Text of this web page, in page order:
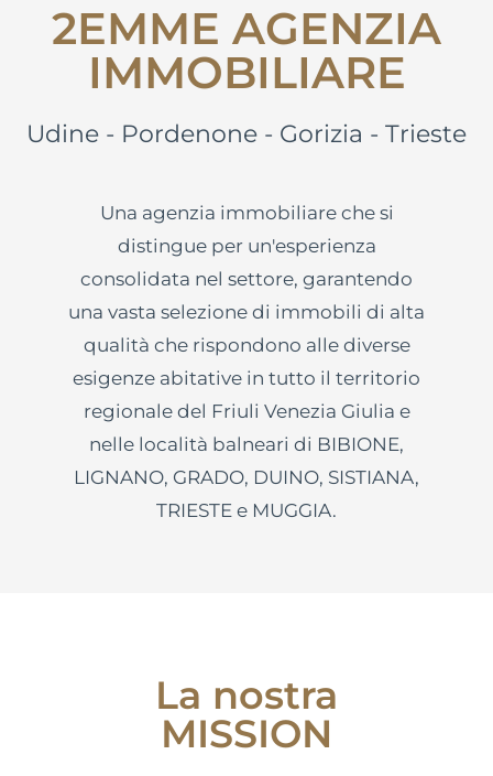
2EMME AGENZIA
IMMOBILIARE
Udine - Pordenone - Gorizia - Trieste
Una agenzia immobiliare che si
distingue per un'esperienza
consolidata nel settore, garantendo
una vasta selezione di immobili di alta
qualità che rispondono alle diverse
esigenze abitative in tutto il territorio
regionale del Friuli Venezia Giulia e
nelle località balneari di BIBIONE,
LIGNANO, GRADO, DUINO, SISTIANA,
TRIESTE e MUGGIA.
La nostra
MISSION